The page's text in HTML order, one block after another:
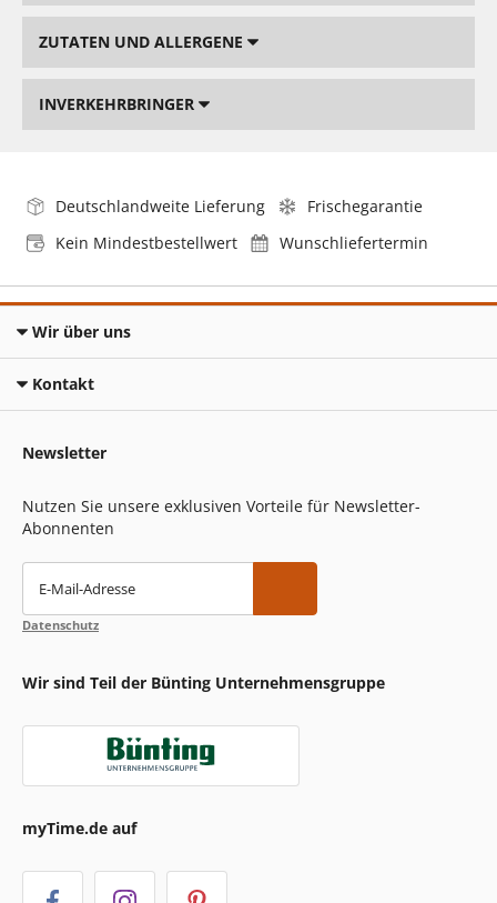
ZUTATEN UND ALLERGENE
INVERKEHRBRINGER
Deutschlandweite Lieferung
Frischegarantie
Kein Mindestbestellwert
Wunschliefertermin
Wir über uns
Kontakt
Newsletter
Nutzen Sie unsere exklusiven Vorteile für Newsletter-
Abonnenten
E-Mail-Adresse
Datenschutz
Wir sind Teil der Bünting Unternehmensgruppe
myTime.de auf